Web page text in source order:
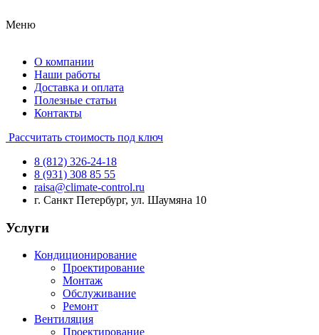
Меню
О компании
Наши работы
Доставка и оплата
Полезные статьи
Контакты
Рассчитать стоимость под ключ
8 (812) 326-24-18
8 (931) 308 85 55
raisa@climate-control.ru
г. Санкт Петербург, ул. Шаумяна 10
Услуги
Кондиционирование
Проектирование
Монтаж
Обслуживание
Ремонт
Вентиляция
Проектирование